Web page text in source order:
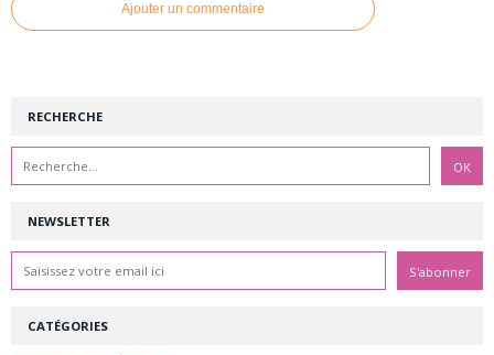
Ajouter un commentaire
NEWSLETTER
RECHERCHE
CATÉGORIES